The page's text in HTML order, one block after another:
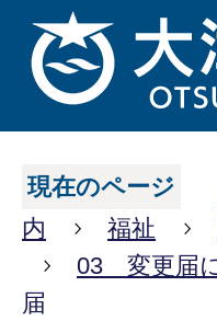
現在のページ
内
福祉
03 変更届
届